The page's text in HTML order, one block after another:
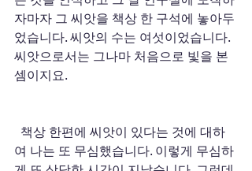
자마자 그 씨앗을 책상 한 구석에 놓아두
었습니다. 씨앗의 수는 여섯이었습니다.
씨앗으로서는 그나마 처음으로 빛을 본
셈이지요.
여 나는 또 무심했습니다. 이렇게 무심하